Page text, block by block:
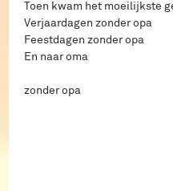
Toen kwam het moeilijkste
Verjaardagen zonder opa
Feestdagen zonder opa
En naar oma
zonder opa